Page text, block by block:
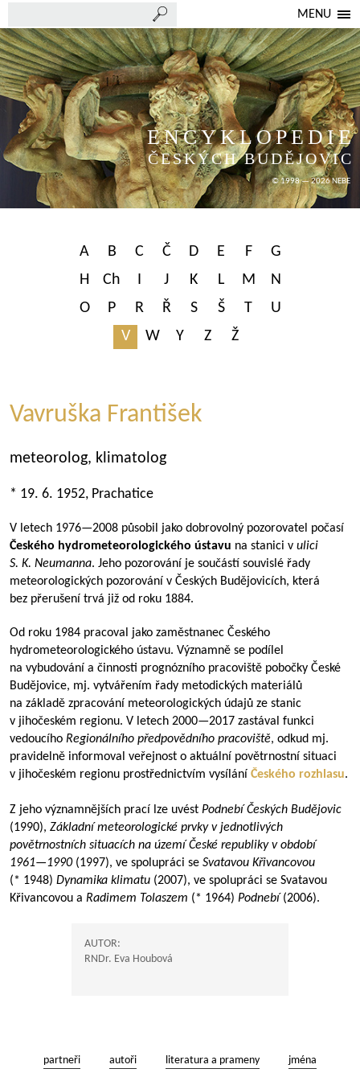
MENU
ENCYKLOPEDIE
ČESKÝCH BUDĚJOVIC
© 1998 — 2026 NEBE
A B C Č D E F
G
H
Ch I J K L M
N
O
P R Ř S Š T
U
V
W Y Z Ž
Vavruška František
meteorolog, klimatolog
* 19. 6. 1952, Prachatice
V letech 1976—2008 působil jako dobrovolný pozorovatel počasí
Českého hydrometeorologického ústavu na stanici v ulici
S. K. Neumanna. Jeho pozorování je součástí souvislé řady
meteorologických pozorování v Českých Budějovicích, která
bez přerušení trvá již od roku 1884.
Od roku 1984 pracoval jako zaměstnanec Českého
hydrometeorologického ústavu. Významně se podílel
na vybudování a činnosti prognózního pracoviště pobočky České
Budějovice, mj. vytvářením řady metodických materiálů
na základě zpracování meteorologických údajů ze stanic
v jihočeském regionu. V letech 2000—2017 zastával funkci
vedoucího Regionálního předpovědního pracoviště, odkud mj.
pravidelně informoval veřejnost o aktuální povětrnostní situaci
v jihočeském regionu prostřednictvím vysílání Českého rozhlasu.
Z jeho významnějších prací lze uvést Podnebí Českých Budějovic
(1990), Základní meteorologické prvky v jednotlivých
povětrnostních situacích na území České republiky v období
1961—1990(1997), ve spolupráci se Svatavou Křivancovou
(* 1948) Dynamika klimatu (2007), ve spolupráci se Svatavou
Křivancovou a Radimem Tolaszem (* 1964) Podnebí(2006).
AUTOR:
RNDr. Eva Houbová
partneři autoři literatura a prameny jména